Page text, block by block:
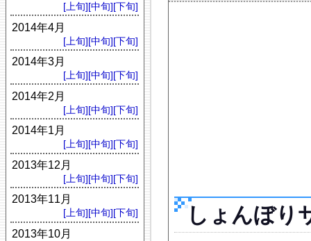
しょんぼり
[上旬][中旬][下旬]
2014年4月
[上旬][中旬][下旬]
2014年3月
[上旬][中旬][下旬]
2014年2月
[上旬][中旬][下旬]
2014年1月
[上旬][中旬][下旬]
2013年12月
[上旬][中旬][下旬]
2013年11月
[上旬][中旬][下旬]
2013年10月